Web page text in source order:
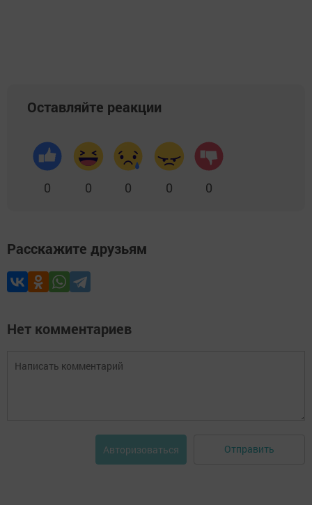
Оставляйте реакции
0 0 0 0 0
Расскажите друзьям
Нет комментариев
Авторизоваться Отправить